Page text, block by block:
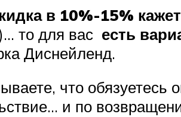
в 10%-15%
то для вас есть
Диснейленд.
что обязуетесь
и по